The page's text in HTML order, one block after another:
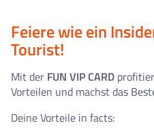
Feiere wie ein
Tourist!
Mit der FUN VIP CARD
Vorteilen und machst das
Deine Vorteile in facts: